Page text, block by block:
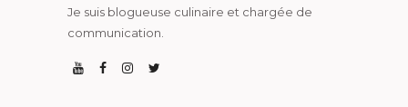
Je suis blogueuse culinaire et chargée de
communication.